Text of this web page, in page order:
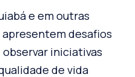
e em outras
desafios
iniciativas
de vida